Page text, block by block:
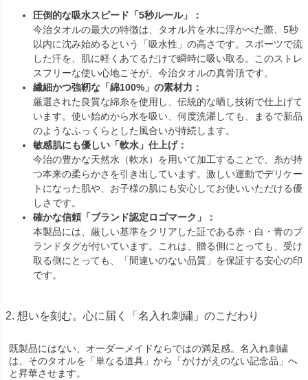
圧倒的な吸水スピード「5秒ルール」：
今治タオルの最大の特徴は、タオル片を水に浮かべた際、5秒
以内に沈み始めるという「吸水性」の高さです。スポーツで流
した汗を、肌に軽くあてるだけで瞬時に吸い取る。このストレ
スフリーな使い心地こそが、今治タオルの真骨頂です。
繊細かつ強靭な「綿100%」の素材力：
厳選された良質な綿糸を使用し、伝統的な晒し技術で仕上げて
います。使い始めから水を吸い、何度洗濯しても、まるで新品
のようなふっくらとした風合いが持続します。
敏感肌にも優しい「軟水」仕上げ：
今治の豊かな天然水（軟水）を用いて加工することで、糸が持
つ本来の柔らかさを引き出しています。激しい運動でデリケー
トになった肌や、お子様の肌にも安心してお使いいただける優
しさです。
確かな信頼「ブランド認定ロゴマーク」：
本製品には、厳しい基準をクリアした証である赤・白・青のブ
ランドタグが付いています。これは、贈る側にとっても、受け
取る側にとっても、「間違いのない品質」を保証する安心の印
です。
2. 想いを刻む。心に届く「名入れ刺繍」のこだわり
既製品にはない、オーダーメイドならではの満足感。名入れ刺繍
は、そのタオルを「単なる道具」から「かけがえのない記念品」へ
と昇華させます。